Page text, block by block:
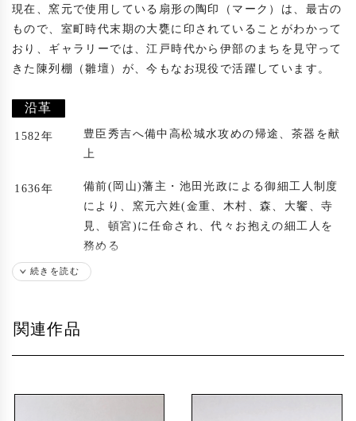
現在、窯元で使用している扇形の陶印（マーク）は、最古の
もので、室町時代末期の大甕に印されていることがわかって
おり、ギャラリーでは、江戸時代から伊部のまちを見守って
きた陳列棚（雛壇）が、今もなお現役で活躍しています。
沿革
1582年
豊臣秀吉へ備中高松城水攻めの帰途、茶器を献
上
1636年
備前(岡山)藩主・池田光政による御細工人制度
により、窯元六姓(金重、木村、森、大饗、寺
見、頓宮)に任命され、代々お抱えの細工人を
務める
1870年
森彌一郎(大正13年歿)が養子に入り、森姓を名
1972年
続きを読む
関連作品